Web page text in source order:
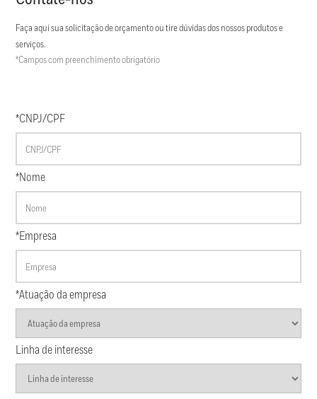
Faça aqui sua solicitação de orçamento ou tire dúvidas dos nossos produtos e
serviços.
*Campos com preenchimento obrigatório
*CNPJ/CPF
*Nome
*Empresa
*Atuação da empresa
Linha de interesse